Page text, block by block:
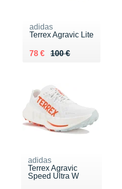
adidas
Terrex Agravic Lite
100 €
Au lieu de 100 €
78 €
Vendu 78 €
adidas
Terrex Agravic
Speed Ultra W